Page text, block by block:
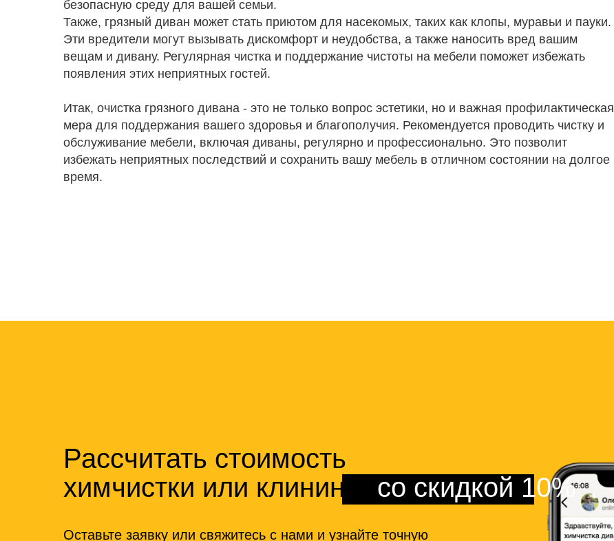
безопасную среду для вашей семьи.
Также, грязный диван может стать приютом для насекомых, таких как клопы, муравьи и пауки.
Эти вредители могут вызывать дискомфорт и неудобства, а также наносить вред вашим
вещам и дивану. Регулярная чистка и поддержание чистоты на мебели поможет избежать
появления этих неприятных гостей.
Итак, очистка грязного дивана - это не только вопрос эстетики, но и важная профилактическая
мера для поддержания вашего здоровья и благополучия. Рекомендуется проводить чистку и
обслуживание мебели, включая диваны, регулярно и профессионально. Это позволит
избежать неприятных последствий и сохранить вашу мебель в отличном состоянии на долгое
время.
Оставьте заявку или свяжитесь с нами и узнайте точную
Рассчитать стоимость
химчистки или клининга со скидкой 10%